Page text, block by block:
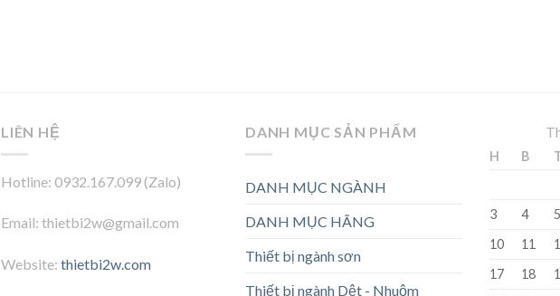
LIÊN HỆ
Hotline: 0932.167.099 (Zalo)
Email: thietbi2w@gmail.com
Website: thietbi2w.com
DANH MỤC SẢN PHẨM
DANH MỤC NGÀNH
DANH MỤC HÃNG
Thiết bị ngành sơn
Thiết bị ngành Dệt - Nhuộm
H B
3
4 5
10
11
17
18